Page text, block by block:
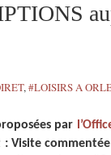
,#LOISIRS A
par
: Visite commentée